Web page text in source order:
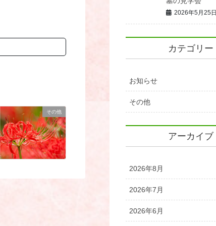
その他
2026年5月25日
カテゴリー
お知らせ
その他
アーカイブ
2026年8月
2026年7月
2026年6月